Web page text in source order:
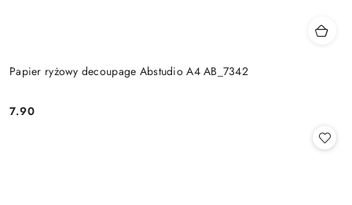
Papier ryżowy decoupage Abstudio A4 AB_7342
Cena:
7.90